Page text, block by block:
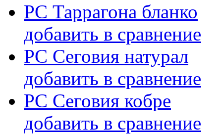
РС Таррагона бланко
добавить в сравнение
РС Сеговия натурал
добавить в сравнение
РС Сеговия кобре
добавить в сравнение